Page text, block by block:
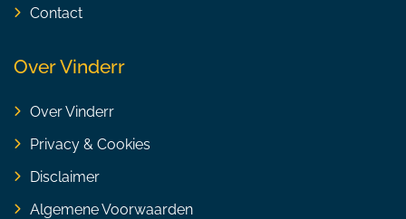
Contact
Over Vinderr
Over Vinderr
Privacy & Cookies
Disclaimer
Algemene Voorwaarden